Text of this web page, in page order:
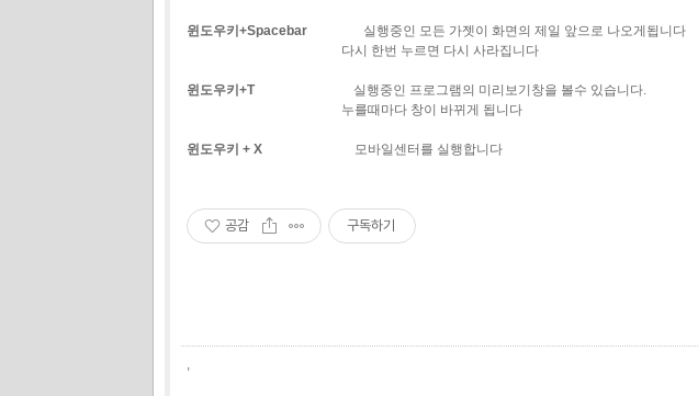
윈도우키+Spacebar실행중인 모든 가젯이 화면의 제일 앞으로 나오게됩니다
다시 한번 누르면 다시 사라집니다
윈도우키+T실행중인 프로그램의 미리보기창을 볼수 있습니다.
누를때마다 창이 바뀌게 됩니다
윈도우키 + X모바일센터를 실행합니다
공감 구독하기